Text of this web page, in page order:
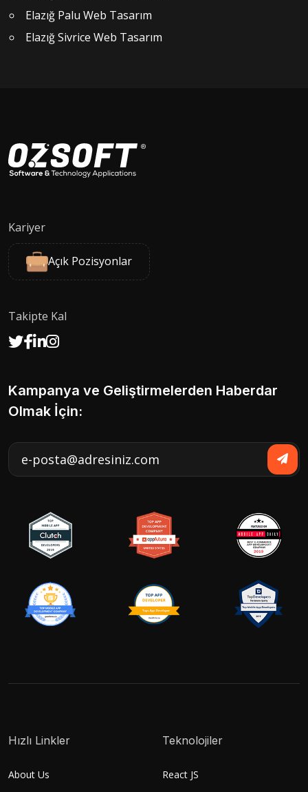
Elazığ Palu Web Tasarım
Elazığ Sivrice Web Tasarım
Kariyer
Açık Pozisyonlar
Takipte Kal
Kampanya ve Geliştirmelerden Haberdar
Olmak İçin:
Hızlı Linkler
About Us
Teknolojiler
React JS